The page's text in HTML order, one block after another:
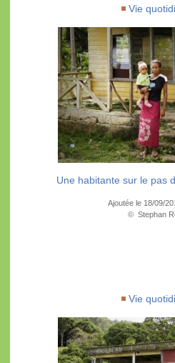
Vie
Une habitante sur le pas
Ajoutée le 18/09/
© Stephan
Vie